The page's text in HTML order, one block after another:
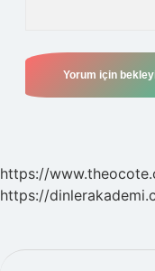
https://
https://